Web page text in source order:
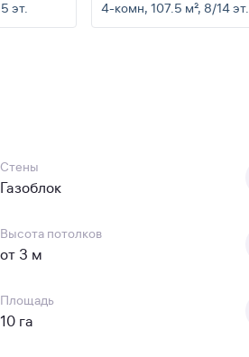
эт.
4-комн, 107.5 м², 8/14 эт.
Стены
Газоблок
Высота потолков
от 3 м
Площадь
10 га